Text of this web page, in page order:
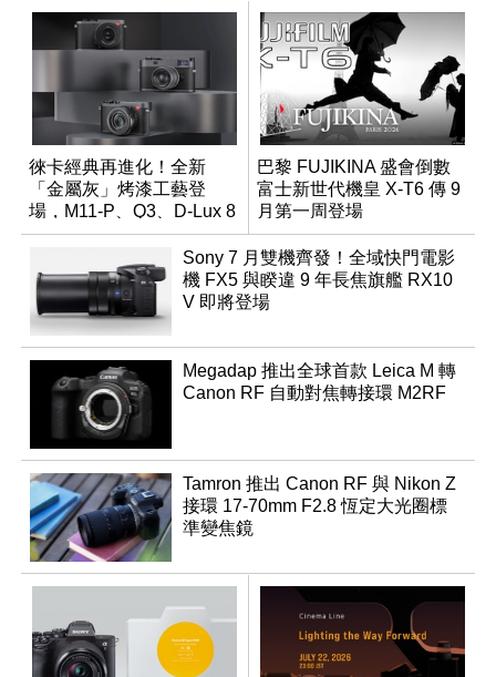
徠卡經典再進化！全新
「金屬灰」烤漆工藝登
場，M11-P、Q3、D-Lux 8
領銜換裝
巴黎 FUJIKINA 盛會倒數
富士新世代機皇 X-T6 傳 9
月第一周登場
Sony 7 月雙機齊發！全域快門電影
機 FX5 與睽違 9 年長焦旗艦 RX10
V 即將登場
Megadap 推出全球首款 Leica M 轉
Canon RF 自動對焦轉接環 M2RF
Tamron 推出 Canon RF 與 Nikon Z
接環 17-70mm F2.8 恆定大光圈標
準變焦鏡